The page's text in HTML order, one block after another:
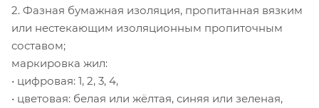
2. Фазная бумажная изоляция, пропитанная вязким
или нестекающим изоляционным пропиточным
составом;
маркировка жил:
• цифровая: 1, 2, 3, 4,
• цветовая: белая или жёлтая, синяя или зеленая,